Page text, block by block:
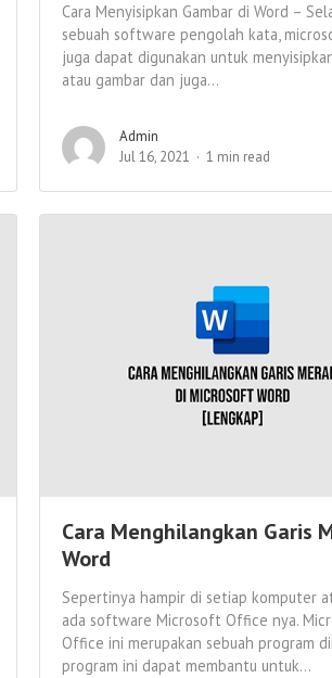
Cara Menyisipkan Gambar di Word –
sebuah software pengolah kata,
juga dapat digunakan untuk
atau gambar dan juga...
Admin
Jul 16, 2021
1 min read
Cara Menghilangkan Garis
Word
Sepertinya hampir di setiap komputer
ada software Microsoft Office nya.
Office ini merupakan sebuah program
program ini dapat membantu untuk...